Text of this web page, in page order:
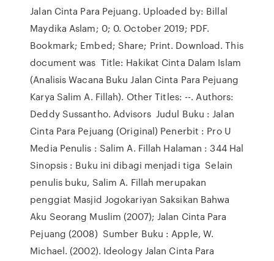
Jalan Cinta Para Pejuang. Uploaded by: Billal
Maydika Aslam; 0; 0. October 2019; PDF.
Bookmark; Embed; Share; Print. Download. This
document was Title: Hakikat Cinta Dalam Islam
(Analisis Wacana Buku Jalan Cinta Para Pejuang
Karya Salim A. Fillah). Other Titles: --. Authors:
Deddy Sussantho. Advisors Judul Buku : Jalan
Cinta Para Pejuang (Original) Penerbit : Pro U
Media Penulis : Salim A. Fillah Halaman : 344 Hal
Sinopsis : Buku ini dibagi menjadi tiga Selain
penulis buku, Salim A. Fillah merupakan
penggiat Masjid Jogokariyan Saksikan Bahwa
Aku Seorang Muslim (2007); Jalan Cinta Para
Pejuang (2008) Sumber Buku : Apple, W.
Michael. (2002). Ideology Jalan Cinta Para